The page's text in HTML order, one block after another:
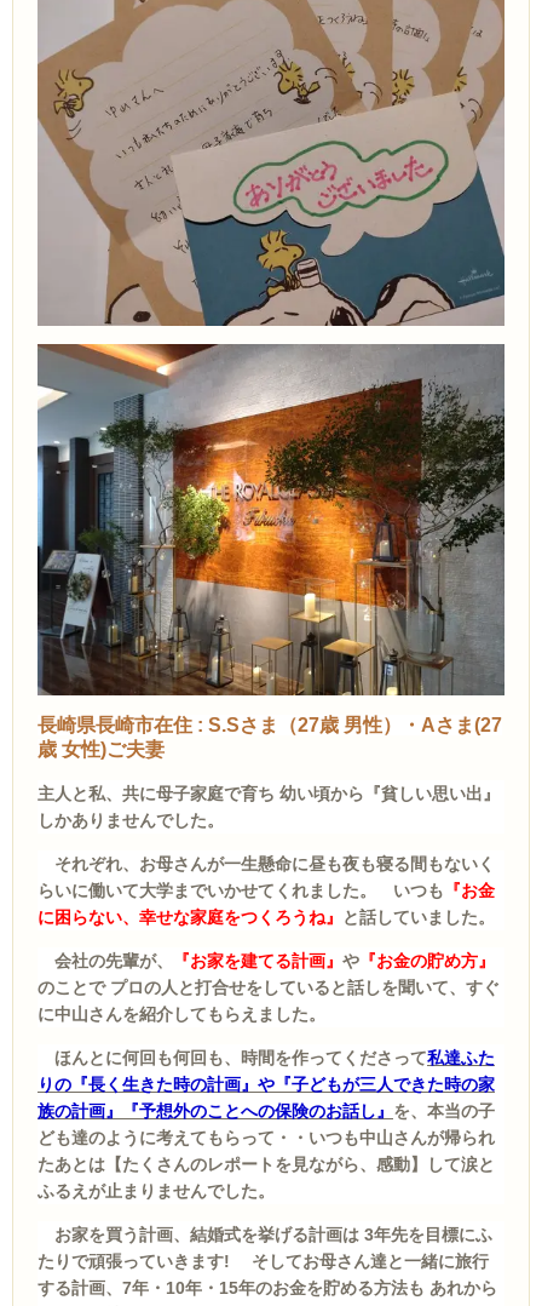
長崎県長崎市在住 : S.Sさま（27歳 男性）・Aさま(27
歳 女性)ご夫妻
主人 と私、共に母子家庭で育ち 幼い頃から『貧しい思い出』
しかありませんでした。
それぞれ、お母さんが一生懸命に昼も夜も寝る間もないく
らいに働いて大学までいかせてくれました。 いつも 『お金
に困らない、幸せな家庭をつくろうね』
と話していました。
会社の先輩が、 『お家を建てる計画』 や 『お金の貯め方』
のことで プロの人と打合せをしていると話しを聞いて、すぐ
に中山さんを紹介してもらえました。
ほんとに何回も何回も、時間を作ってくださって私達ふた
りの『長く生きた時の計画』や『子どもが三人できた時の家
族の計画』『予想外のことへの保険のお話し』 を、本当の子
ども達のように考えてもらって・・いつも中山さんが帰られ
たあとは【たくさんのレポートを見ながら、感動】して涙と
ふるえが止まりませんでした。
お家を買う計画、結婚式を挙げる計画は 3年先を目標にふ
たりで頑張っていきます! そしてお母さん達と一緒に旅行
する計画、7年・10年・15年のお金を貯める方法も あれから